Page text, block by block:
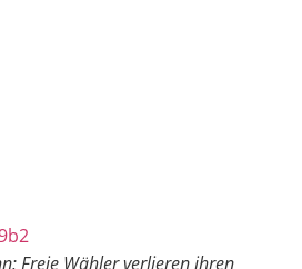
Freie Wähler verlieren ihren